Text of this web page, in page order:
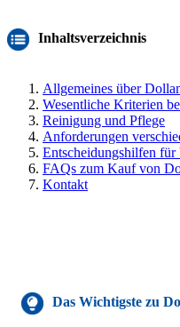
Inhaltsverzeichnis
Allgemeines über
Wesentliche Kriterien
Reinigung und Pflege
Anforderungen
Entscheidungshilfen für
FAQs zum Kauf von
Kontakt
Das Wichtigste zu